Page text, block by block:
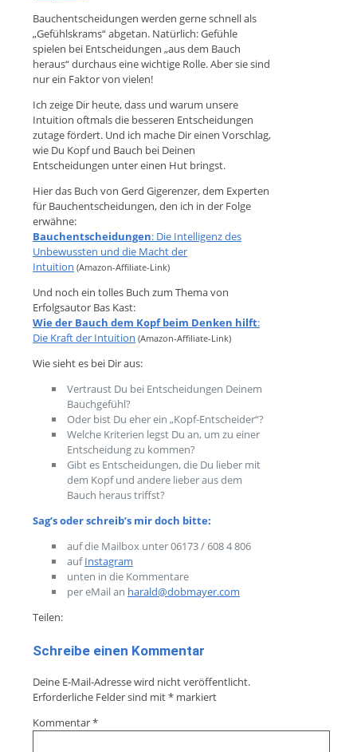
Bauchentscheidungen werden gerne schnell als
„Gefühlskrams“ abgetan. Natürlich: Gefühle
spielen bei Entscheidungen „aus dem Bauch
heraus“ durchaus eine wichtige Rolle. Aber sie sind
nur ein Faktor von vielen!
Ich zeige Dir heute, dass und warum unsere
Intuition oftmals die besseren Entscheidungen
zutage fördert. Und ich mache Dir einen Vorschlag,
wie Du Kopf und Bauch bei Deinen
Entscheidungen unter einen Hut bringst.
Hier das Buch von Gerd Gigerenzer, dem Experten
für Bauchentscheidungen, den ich in der Folge
erwähne:
Bauchentscheidungen: Die Intelligenz des
Unbewussten und die Macht der
Intuition (Amazon-Affiliate-Link)
Und noch ein tolles Buch zum Thema von
Erfolgsautor Bas Kast:
Wie der Bauch dem Kopf beim Denken hilft:
Die Kraft der Intuition (Amazon-Affiliate-Link)
Wie sieht es bei Dir aus:
Vertraust Du bei Entscheidungen Deinem
Bauchgefühl?
Oder bist Du eher ein „Kopf-Entscheider“?
Welche Kriterien legst Du an, um zu einer
Entscheidung zu kommen?
Gibt es Entscheidungen, die Du lieber mit
dem Kopf und andere lieber aus dem
Bauch heraus triffst?
Sag’s oder schreib’s mir doch bitte:
auf die Mailbox unter 06173 / 608 4 806
aufInstagram
unten in die Kommentare
per eMail an harald@dobmayer.com
Teilen:
Schreibe einen Kommentar
Deine E-Mail-Adresse wird nicht veröffentlicht.
Erforderliche Felder sind mit* markiert
Kommentar*